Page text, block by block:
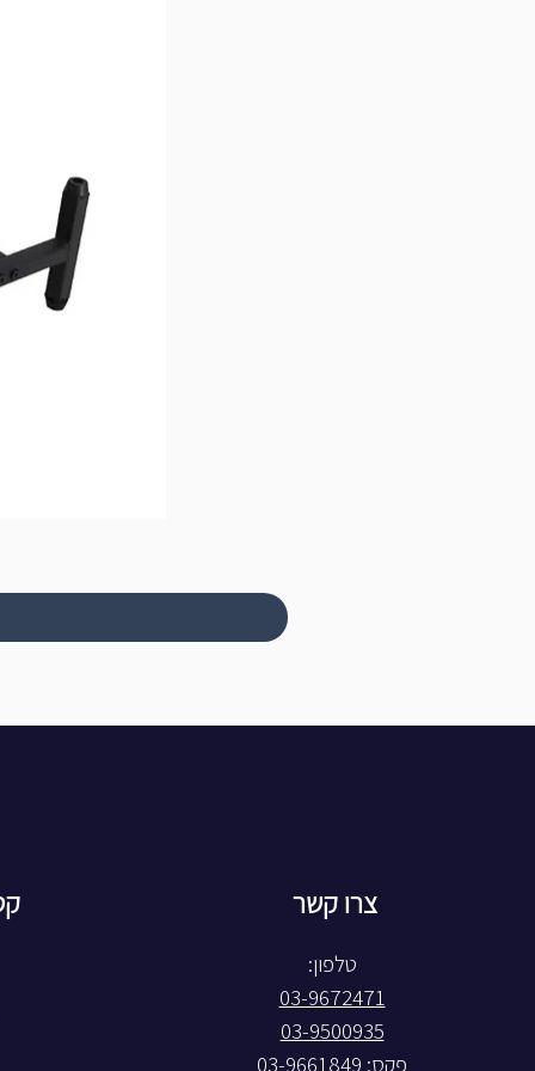
צרו קשר
טלפון:
03-9672471
03-9500935
פקס: 03-9661849